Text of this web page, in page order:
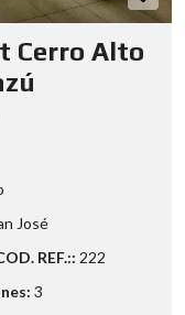
Cerro Alto
José
REF.:: 222
3